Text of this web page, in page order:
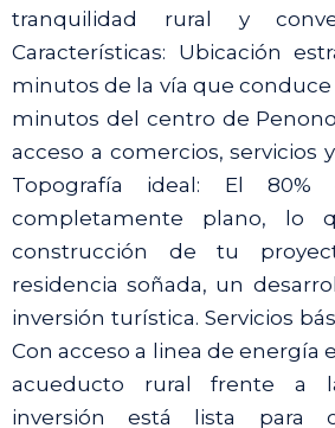
tranquilidad rural y
Características: Ubicación
minutos de la vía que conduce
minutos del centro de
acceso a comercios, servicios
Topografía ideal: El
completamente plano, lo
construcción de tu
residencia soñada, un
inversión turística. Servicios
Con acceso a linea de energía
acueducto rural frente a
inversión está lista para